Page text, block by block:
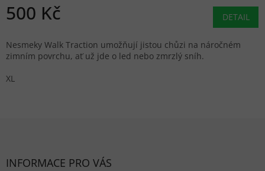
500 Kč DETAIL
Nesmeky Walk Traction umožňují jistou chůzi na náročném
zimním povrchu, ať už jde o led nebo zmrzlý sníh.
XL
INFORMACE PRO VÁS